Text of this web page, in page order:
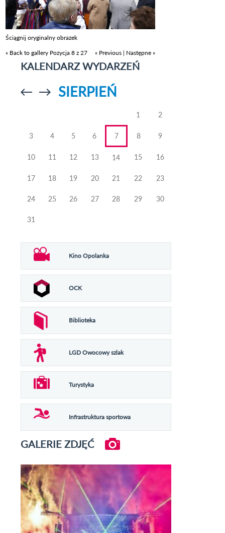
Ściągnij oryginalny obrazek
« Back to gallery Pozycja 8 z 27 « Previous | Następne »
KALENDARZ WYDARZEŃ
Przejdź doPrzejdź do
SIERPIEŃ
1 2
3 4 5 6 7 8 9
10 11 12 13 14 15 16
17 18 19 20 21 22 23
24 25 26 27 28 29 30
31
Kino Opolanka
OCK
Biblioteka
LGD Owocowy szlak
Turystyka
Infrastruktura sportowa
GALERIE ZDJĘĆ